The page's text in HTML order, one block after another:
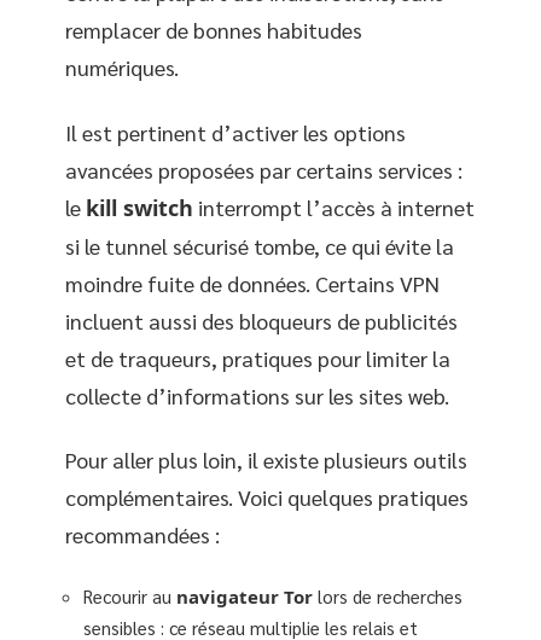
remplacer de bonnes habitudes
numériques.
Il est pertinent d’activer les options
avancées proposées par certains services :
le kill switch interrompt l’accès à internet
si le tunnel sécurisé tombe, ce qui évite la
moindre fuite de données. Certains VPN
incluent aussi des bloqueurs de publicités
et de traqueurs, pratiques pour limiter la
collecte d’informations sur les sites web.
Pour aller plus loin, il existe plusieurs outils
complémentaires. Voici quelques pratiques
recommandées :
Recourir au navigateur Tor lors de recherches
sensibles : ce réseau multiplie les relais et